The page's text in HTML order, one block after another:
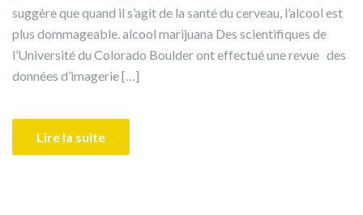
suggère que quand il s’agit de la santé du cerveau, l’alcool est
plus dommageable. alcool marijuana Des scientifiques de
l’Université du Colorado Boulder ont effectué une revue des
données d’imagerie […]
Lire la suite